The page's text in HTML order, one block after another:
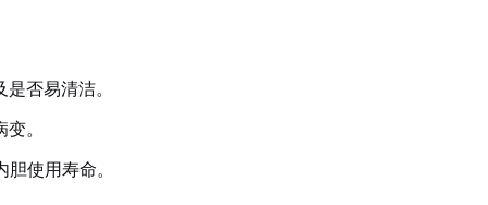
否易清洁。
。
使用寿命。